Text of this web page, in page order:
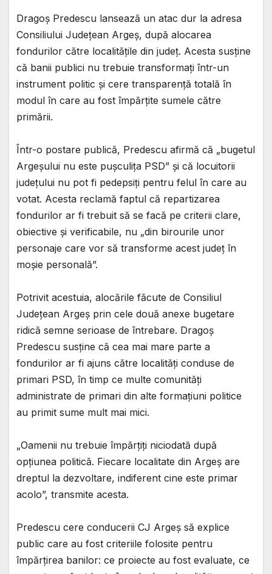
Dragoș Predescu lansează un atac dur la adresa
Consiliului Județean Argeș, după alocarea
fondurilor către localitățile din județ. Acesta susține
că banii publici nu trebuie transformați într-un
instrument politic și cere transparență totală în
modul în care au fost împărțite sumele către
primării.
Într-o postare publică, Predescu afirmă că „bugetul
Argeșului nu este pușculița PSD” și că locuitorii
județului nu pot fi pedepsiți pentru felul în care au
votat. Acesta reclamă faptul că repartizarea
fondurilor ar fi trebuit să se facă pe criterii clare,
obiective și verificabile, nu „din birourile unor
personaje care vor să transforme acest județ în
moșie personală”.
Potrivit acestuia, alocările făcute de Consiliul
Județean Argeș prin cele două anexe bugetare
ridică semne serioase de întrebare. Dragoș
Predescu susține că cea mai mare parte a
fondurilor ar fi ajuns către localități conduse de
primari PSD, în timp ce multe comunități
administrate de primari din alte formațiuni politice
au primit sume mult mai mici.
„Oamenii nu trebuie împărțiți niciodată după
opțiunea politică. Fiecare localitate din Argeș are
dreptul la dezvoltare, indiferent cine este primar
acolo”, transmite acesta.
Predescu cere conducerii CJ Argeș să explice
public care au fost criteriile folosite pentru
împărțirea banilor: ce proiecte au fost evaluate, ce